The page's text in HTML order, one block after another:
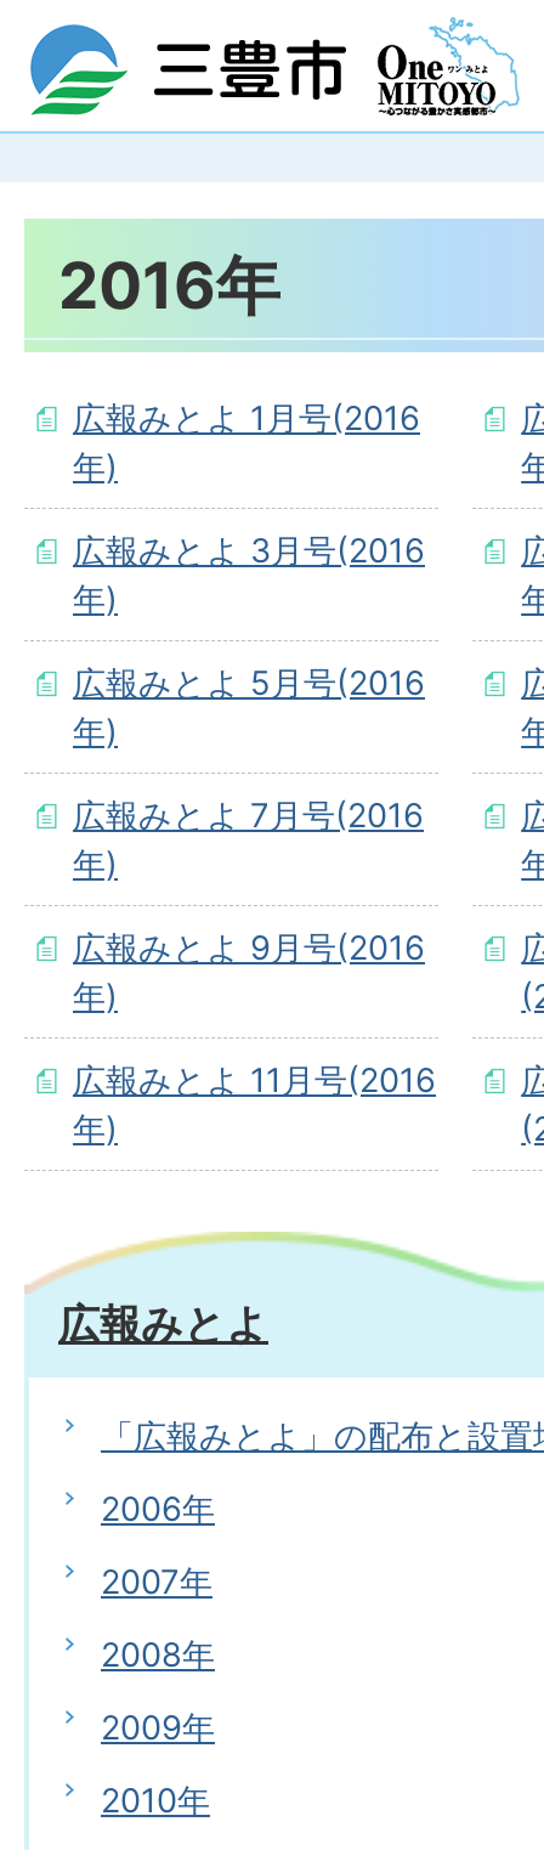
2016年
広報みとよ 1月号(2016
年)
広報みとよ 3月号(2016
年)
広報みとよ 5月号(2016
年)
広報みとよ 7月号(2016
年)
広報みとよ 9月号(2016
年)
広報みとよ 11月号(2016
年)
広報みとよ
「広報みとよ」の配布と設置
2006年
2007年
2008年
2009年
2010年